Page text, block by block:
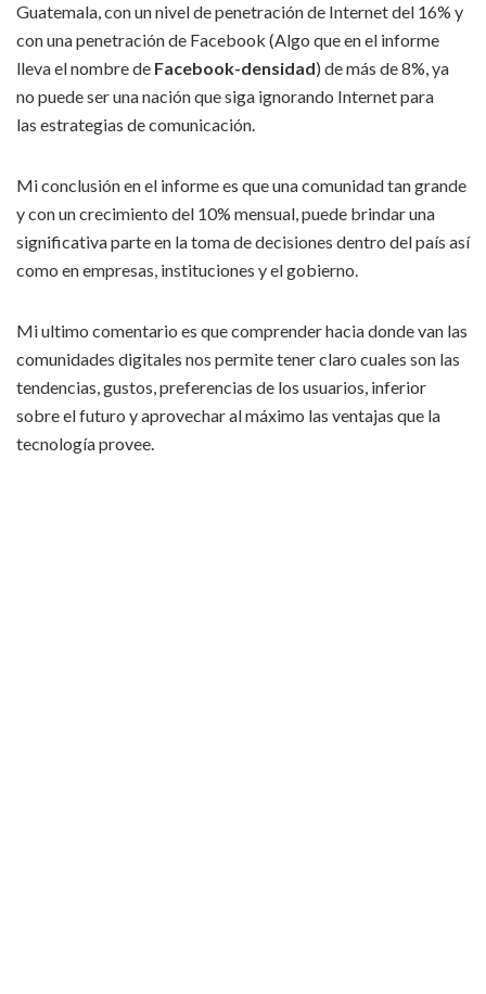
Guatemala, con un nivel de penetración de Internet del 16% y
con una penetración de Facebook (Algo que en el informe
lleva el nombre de Facebook-densidad) de más de 8%, ya
no puede ser una nación que siga ignorando Internet para
las estrategias de comunicación.
Mi conclusión en el informe es que una comunidad tan grande
y con un crecimiento del 10% mensual, puede brindar una
significativa parte en la toma de decisiones dentro del país así
como en empresas, instituciones y el gobierno.
Mi ultimo comentario es que comprender hacia donde van las
comunidades digitales nos permite tener claro cuales son las
tendencias, gustos, preferencias de los usuarios, inferior
sobre el futuro y aprovechar al máximo las ventajas que la
tecnología provee.